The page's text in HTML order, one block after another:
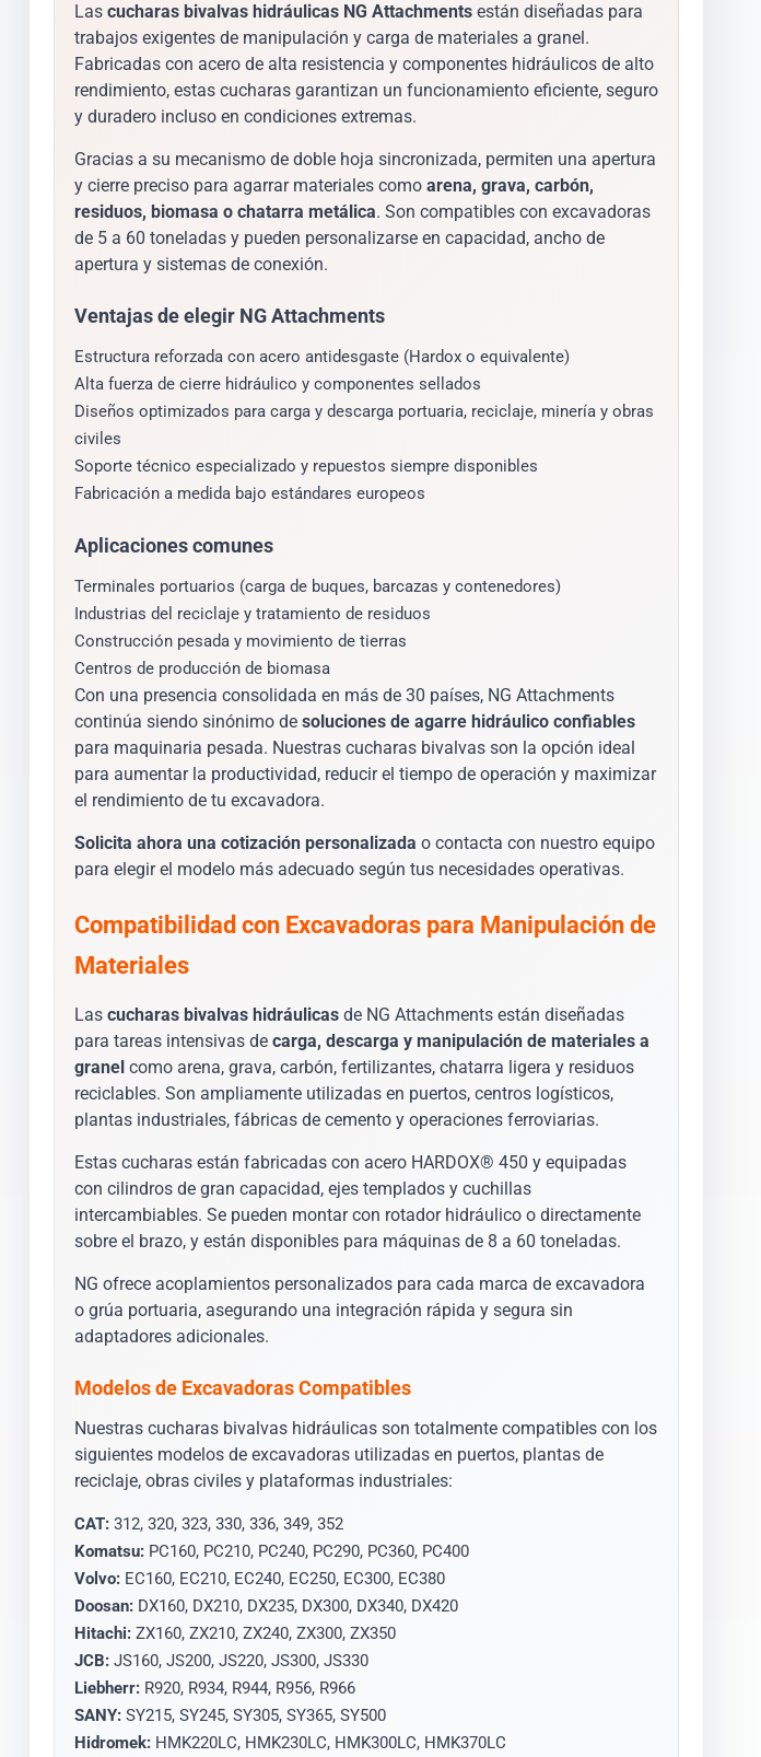
Las cucharas bivalvas hidráulicas NG Attachmentsestán diseñadas para
trabajos exigentes de manipulación y carga de materiales a granel.
Fabricadas con acero de alta resistencia y componentes hidráulicos de alto
rendimiento, estas cucharas garantizan un funcionamiento eficiente, seguro
y duradero incluso en condiciones extremas.
Gracias a su mecanismo de doble hoja sincronizada, permiten una apertura
y cierre preciso para agarrar materiales como arena, grava, carbón,
residuos, biomasa o chatarra metálica. Son compatibles con excavadoras
de 5 a 60 toneladas y pueden personalizarse en capacidad, ancho de
apertura y sistemas de conexión.
Ventajas de elegir NG Attachments
Estructura reforzada con acero antidesgaste (Hardox o equivalente)
Alta fuerza de cierre hidráulico y componentes sellados
Diseños optimizados para carga y descarga portuaria, reciclaje, minería y obras
civiles
Soporte técnico especializado y repuestos siempre disponibles
Fabricación a medida bajo estándares europeos
Aplicaciones comunes
Terminales portuarios (carga de buques, barcazas y contenedores)
Industrias del reciclaje y tratamiento de residuos
Construcción pesada y movimiento de tierras
Centros de producción de biomasa
Con una presencia consolidada en más de 30 países, NG Attachments
continúa siendo sinónimo de soluciones de agarre hidráulico confiables
para maquinaria pesada. Nuestras cucharas bivalvas son la opción ideal
para aumentar la productividad, reducir el tiempo de operación y maximizar
el rendimiento de tu excavadora.
Solicita ahora una cotización personalizada o contacta con nuestro equipo
para elegir el modelo más adecuado según tus necesidades operativas.
Compatibilidad con Excavadoras para Manipulación de
Materiales
Las cucharas bivalvas hidráulicasde NG Attachments están diseñadas
para tareas intensivas de carga, descarga y manipulación de materiales a
granelcomo arena, grava, carbón, fertilizantes, chatarra ligera y residuos
reciclables. Son ampliamente utilizadas en puertos, centros logísticos,
plantas industriales, fábricas de cemento y operaciones ferroviarias.
Estas cucharas están fabricadas con acero HARDOX® 450 y equipadas
con cilindros de gran capacidad, ejes templados y cuchillas
intercambiables. Se pueden montar con rotador hidráulico o directamente
sobre el brazo, y están disponibles para máquinas de 8 a 60 toneladas.
NG ofrece acoplamientos personalizados para cada marca de excavadora
o grúa portuaria, asegurando una integración rápida y segura sin
adaptadores adicionales.
Modelos de Excavadoras Compatibles
Nuestras cucharas bivalvas hidráulicas son totalmente compatibles con los
siguientes modelos de excavadoras utilizadas en puertos, plantas de
reciclaje, obras civiles y plataformas industriales:
CAT:312, 320, 323, 330, 336, 349, 352
Komatsu:PC160, PC210, PC240, PC290, PC360, PC400
Volvo:EC160, EC210, EC240, EC250, EC300, EC380
Doosan:DX160, DX210, DX235, DX300, DX340, DX420
Hitachi:ZX160, ZX210, ZX240, ZX300, ZX350
JCB:JS160, JS200, JS220, JS300, JS330
Liebherr:R920, R934, R944, R956, R966
SANY:SY215, SY245, SY305, SY365, SY500
Hidromek:HMK220LC, HMK230LC, HMK300LC, HMK370LC